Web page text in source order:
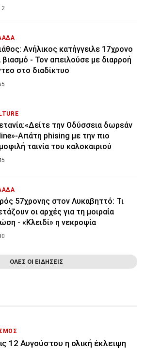
Ανήλικος κατήγγειλε 17χρονο
βιασμό - Τον απειλούσε με διαρροή
στο διαδίκτυο
την Οδύσσεια δωρεάν
Απάτη phising με την πιο
ταινία του καλοκαιριού
57χρονης στον Λυκαβηττό: Τι
οι αρχές για τη μοιραία
- «Κλειδί» η νεκροψία
ΟΛΕΣ ΟΙ ΕΙΔΗΣΕΙΣ
12 Αυγούστου η ολική έκλειψη